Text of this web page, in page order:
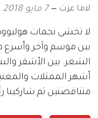
لاما عزت 7 مايو 2018
لا تخشى نجمات
بين موسم وآخر وأسرع
الشعر. بين الأشقر
أشهر الممثلات
متناقضتين ثم